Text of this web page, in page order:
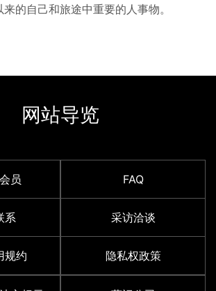
的自己和旅途中重要的人事物。
网站导览
员 FAQ
系 采访洽谈
规约 隐私权政策